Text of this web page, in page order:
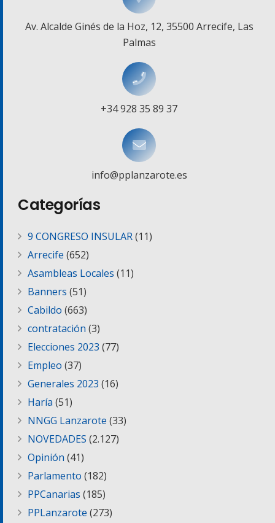
Av. Alcalde Ginés de la Hoz, 12, 35500 Arrecife, Las
Palmas
+34 928 35 89 37
info@pplanzarote.es
Categorías
9 CONGRESO INSULAR(11)
Arrecife (652)
Asambleas Locales (11)
Banners (51)
Cabildo (663)
contratación (3)
Elecciones 2023 (77)
Empleo (37)
Generales 2023 (16)
Haría (51)
NNGG Lanzarote (33)
NOVEDADES (2.127)
Opinión (41)
Parlamento (182)
PPCanarias (185)
PPLanzarote (273)